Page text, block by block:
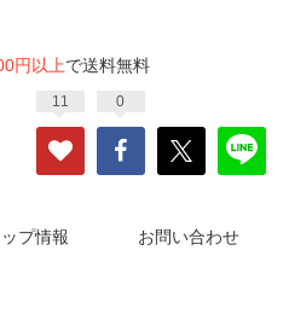
円以上で送料無料
11 0
プ情報 お問い合わせ